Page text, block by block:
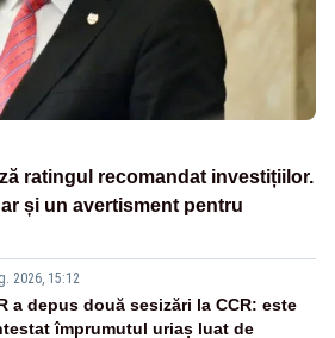
ratingul recomandat investițiilor.
și un avertisment pentru
2026, 15:12
a depus două sesizări la CCR: este
împrumutul uriaș luat de